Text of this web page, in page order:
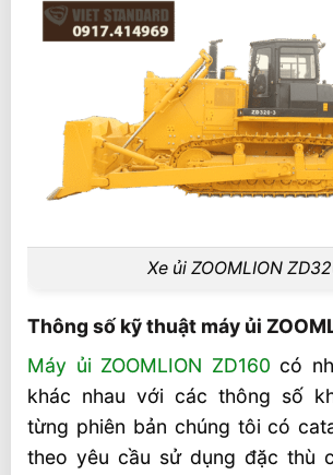
Xe ủi ZOOMLION
Thông số kỹ thuật máy ủi
Máy ủi ZOOMLION ZD160 có
khác nhau với các thông số
từng phiên bản chúng tôi có
theo yêu cầu sử dụng đặc thù